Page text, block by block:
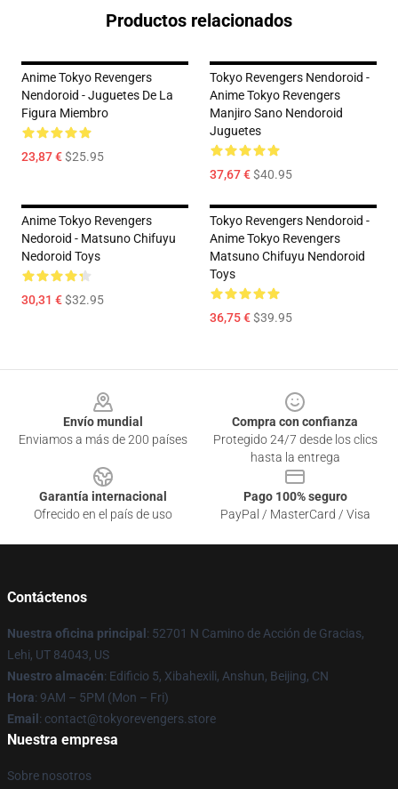
Productos relacionados
Anime Tokyo Revengers
Nendoroid - Juguetes De La
Figura Miembro
23,87 €$25.95
Tokyo Revengers Nendoroid -
Anime Tokyo Revengers
Manjiro Sano Nendoroid
Juguetes
37,67 €$40.95
Anime Tokyo Revengers
Nedoroid - Matsuno Chifuyu
Nedoroid Toys
30,31 €$32.95
Tokyo Revengers Nendoroid -
Anime Tokyo Revengers
Matsuno Chifuyu Nendoroid
Toys
36,75 €$39.95
Envío mundial
Enviamos a más de 200 países
Compra con confianza
Protegido 24/7 desde los clics
hasta la entrega
Garantía internacional
Ofrecido en el país de uso
Pago 100% seguro
PayPal / MasterCard / Visa
Contáctenos
Nuestra oficina principal : 52701 N Camino de Acción de Gracias,
Lehi, UT 84043, US
Nuestro almacén: Edificio 5, Xibahexili, Anshun, Beijing, CN
Hora: 9AM – 5PM (Mon – Fri)
Email : contact@tokyorevengers.store
Nuestra empresa
Sobre nosotros